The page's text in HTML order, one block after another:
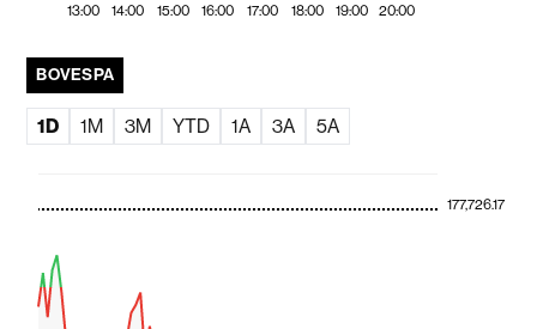
13:00 14:00 15:00 16:00 17:00 18:00 19:00 20:00
BOVESPA
1D 1M 3M YTD 1A 3A 5A
177,726.17